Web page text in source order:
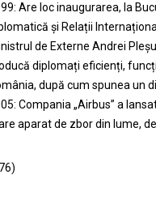
Are loc inaugurarea, la
și Relații
de Externe Andrei
diplomați eficienți,
după cum spunea un
Compania „Airbus” a
aparat de zbor din lume,